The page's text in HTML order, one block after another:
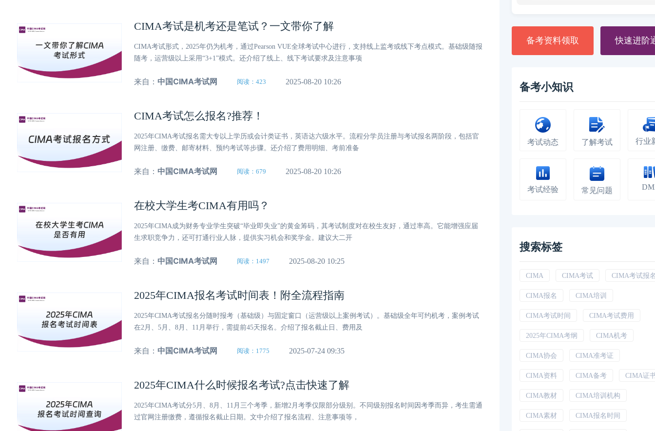
CIMA考试是机考还是笔试？一文带你了解
CIMA考试形式，2025年仍为机考，通过Pearson VUE全球考试中心进行，支持线上监考或线下考点模式。基础级随报
随考，运营级以上采用“3+1”模式。还介绍了线上、线下考试要求及注意事项
来自： 中国CIMA考试网 阅读：423 2025-08-20 10:26
CIMA考试怎么报名?推荐！
2025年CIMA考试报名需大专以上学历或会计类证书，英语达六级水平。流程分学员注册与考试报名两阶段，包括官
网注册、缴费、邮寄材料、预约考试等步骤。还介绍了费用明细、考前准备
来自： 中国CIMA考试网 阅读：679 2025-08-20 10:26
在校大学生考CIMA有用吗？
2025年CIMA成为财务专业学生突破“毕业即失业”的黄金筹码，其考试制度对在校生友好，通过率高。它能增强应届
生求职竞争力，还可打通行业人脉，提供实习机会和奖学金。建议大二开
来自： 中国CIMA考试网 阅读：1497 2025-08-20 10:25
2025年CIMA报名考试时间表！附全流程指南
2025年CIMA考试报名分随时报考（基础级）与固定窗口（运营级以上案例考试）。基础级全年可约机考，案例考试
在2月、5月、8月、11月举行，需提前45天报名。介绍了报名截止日、费用及
来自： 中国CIMA考试网 阅读：1775 2025-07-24 09:35
2025年CIMA什么时候报名考试?点击快速了解
2025年CIMA考试分5月、8月、11月三个考季，新增2月考季仅限部分级别。不同级别报名时间因考季而异，考生需通
过官网注册缴费，遵循报名截止日期。文中介绍了报名流程、注意事项等，
备考资料领取 快速进阶
备考小知识
考试动态 了解考试 行业
考试经验 常见问题
搜索标签
CIMA CIMA考试 CIMA考试报
CIMA报名 CIMA培训
CIMA考试时间 CIMA考试费用
2025年CIMA考纲 CIMA机考
CIMA协会 CIMA准考证
CIMA资料 CIMA备考 CIMA证
CIMA教材 CIMA培训机构
CIMA素材 CIMA报名时间